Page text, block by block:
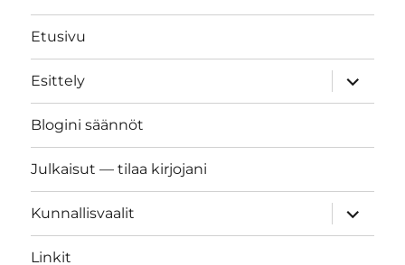
Etusivu
Esittely
näytä
Blogini säännöt
Julkaisut — tilaa kirjojani
Kunnallisvaalit
näytä
Linkit